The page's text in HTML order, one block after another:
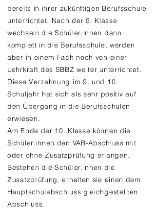
bereits in ihrer zukünftigen Berufsschule
unterrichtet. Nach der 9. Klasse
wechseln die Schüler:innen dann
komplett in die Berufsschule, werden
aber in einem Fach noch von einer
Lehrkraft des SBBZ weiter unterrichtet.
Diese Verzahnung im 9. und 10.
Schuljahr hat sich als sehr positiv auf
den Übergang in die Berufsschulen
erwiesen.
Am Ende der 10. Klasse können die
Schüler:innen den VAB-Abschluss mit
oder ohne Zusatzprüfung erlangen.
Bestehen die Schüler:innen die
Zusatzprüfung, erhalten sie einen dem
Hauptschulabschluss gleichgestellten
Abschluss.